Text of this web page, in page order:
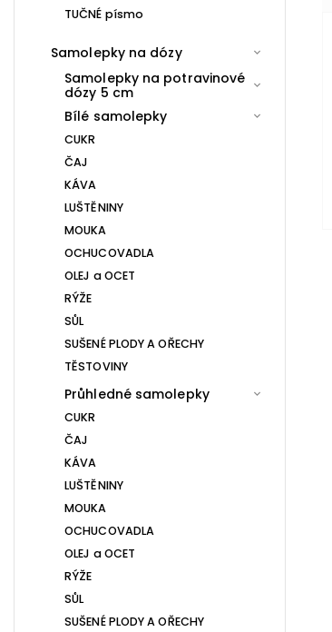
TUČNÉ písmo
Samolepky na dózy
Samolepky na potravinové
dózy 5 cm
Bílé samolepky
CUKR
ČAJ
KÁVA
LUŠTĚNINY
MOUKA
OCHUCOVADLA
OLEJ a OCET
RÝŽE
SŮL
SUŠENÉ PLODY A OŘECHY
TĚSTOVINY
Průhledné samolepky
CUKR
ČAJ
KÁVA
LUŠTĚNINY
MOUKA
OCHUCOVADLA
OLEJ a OCET
RÝŽE
SŮL
SUŠENÉ PLODY A OŘECHY